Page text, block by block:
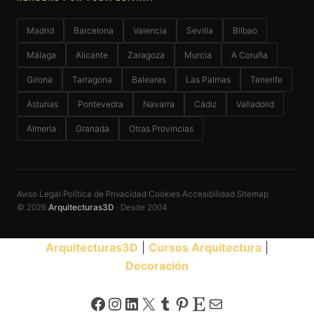
Madrid Barcelona Valencia Sevilla Bilbao
Málaga Alicante Zaragoza Murcia A Coruña
Girona Tarragona Baleares Las Palmas Tenerife
Asturias Pontevedra Navarra Cádiz Valladolid
Almería Granada Otras Provincias
Aviso Legal·Política de Privacidad·Cookies·Accesibilidad·Sitemap
© 2026 Arquitecturas3D · Desde 2004
Arquitecturas3D Cursos Arquitectura
Decoración
Facebook
Instagram
LinkedIn
X Tumblr
Pinterest
EtsyCorreo electrónico